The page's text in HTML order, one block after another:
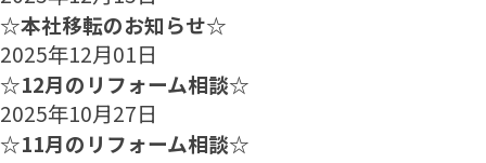
☆本社移転のお知らせ☆
2025年12月01日
☆12月のリフォーム相談☆
2025年10月27日
☆11月のリフォーム相談☆